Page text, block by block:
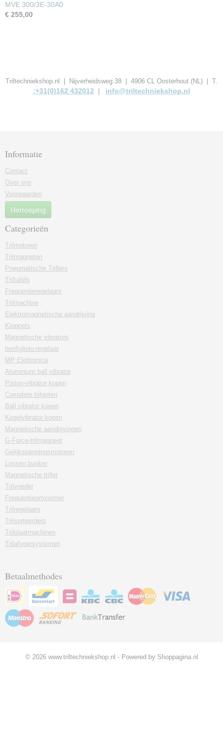
MVE 300/3E-30A0
€ 255,00
Triltechniekshop.nl | Nijverheidsweg 38 | 4906 CL Oosterhout (NL) | T.
:+31(0)162 432012 info@triltechniekshop.nl
Informatie
Contact
Over ons
Voorwaarden
Herroeping
Categorieën
Trilmotoren
Trilmagneten
Pneumatische Trillers
Triltafels
Frequentieregelaars
Trilmachine
Elektromagnetische aandrijving
Kloppers
Magnetische vibrators
bonfigliolo-regelaar
MP Elettronica
Aluminium ball vibrator
Piston-vibrator kopen
Complete trilgoten
Ball vibrator kopen
Kogelvibrator kopen
Magnetische aandrijvingen
G-Force-trilmagneet
Gelijkspanningsmotoren
Lossen bunker
Magnetische triller
Trilvoeder
Frequentieomvormer
Trilregelaars
Trilsorteerders
Trilplaatmachines
Trilafvoersystemen
Betaalmethodes
© 2026 www.triltechniekshop.nl - Powered by Shoppagina.nl